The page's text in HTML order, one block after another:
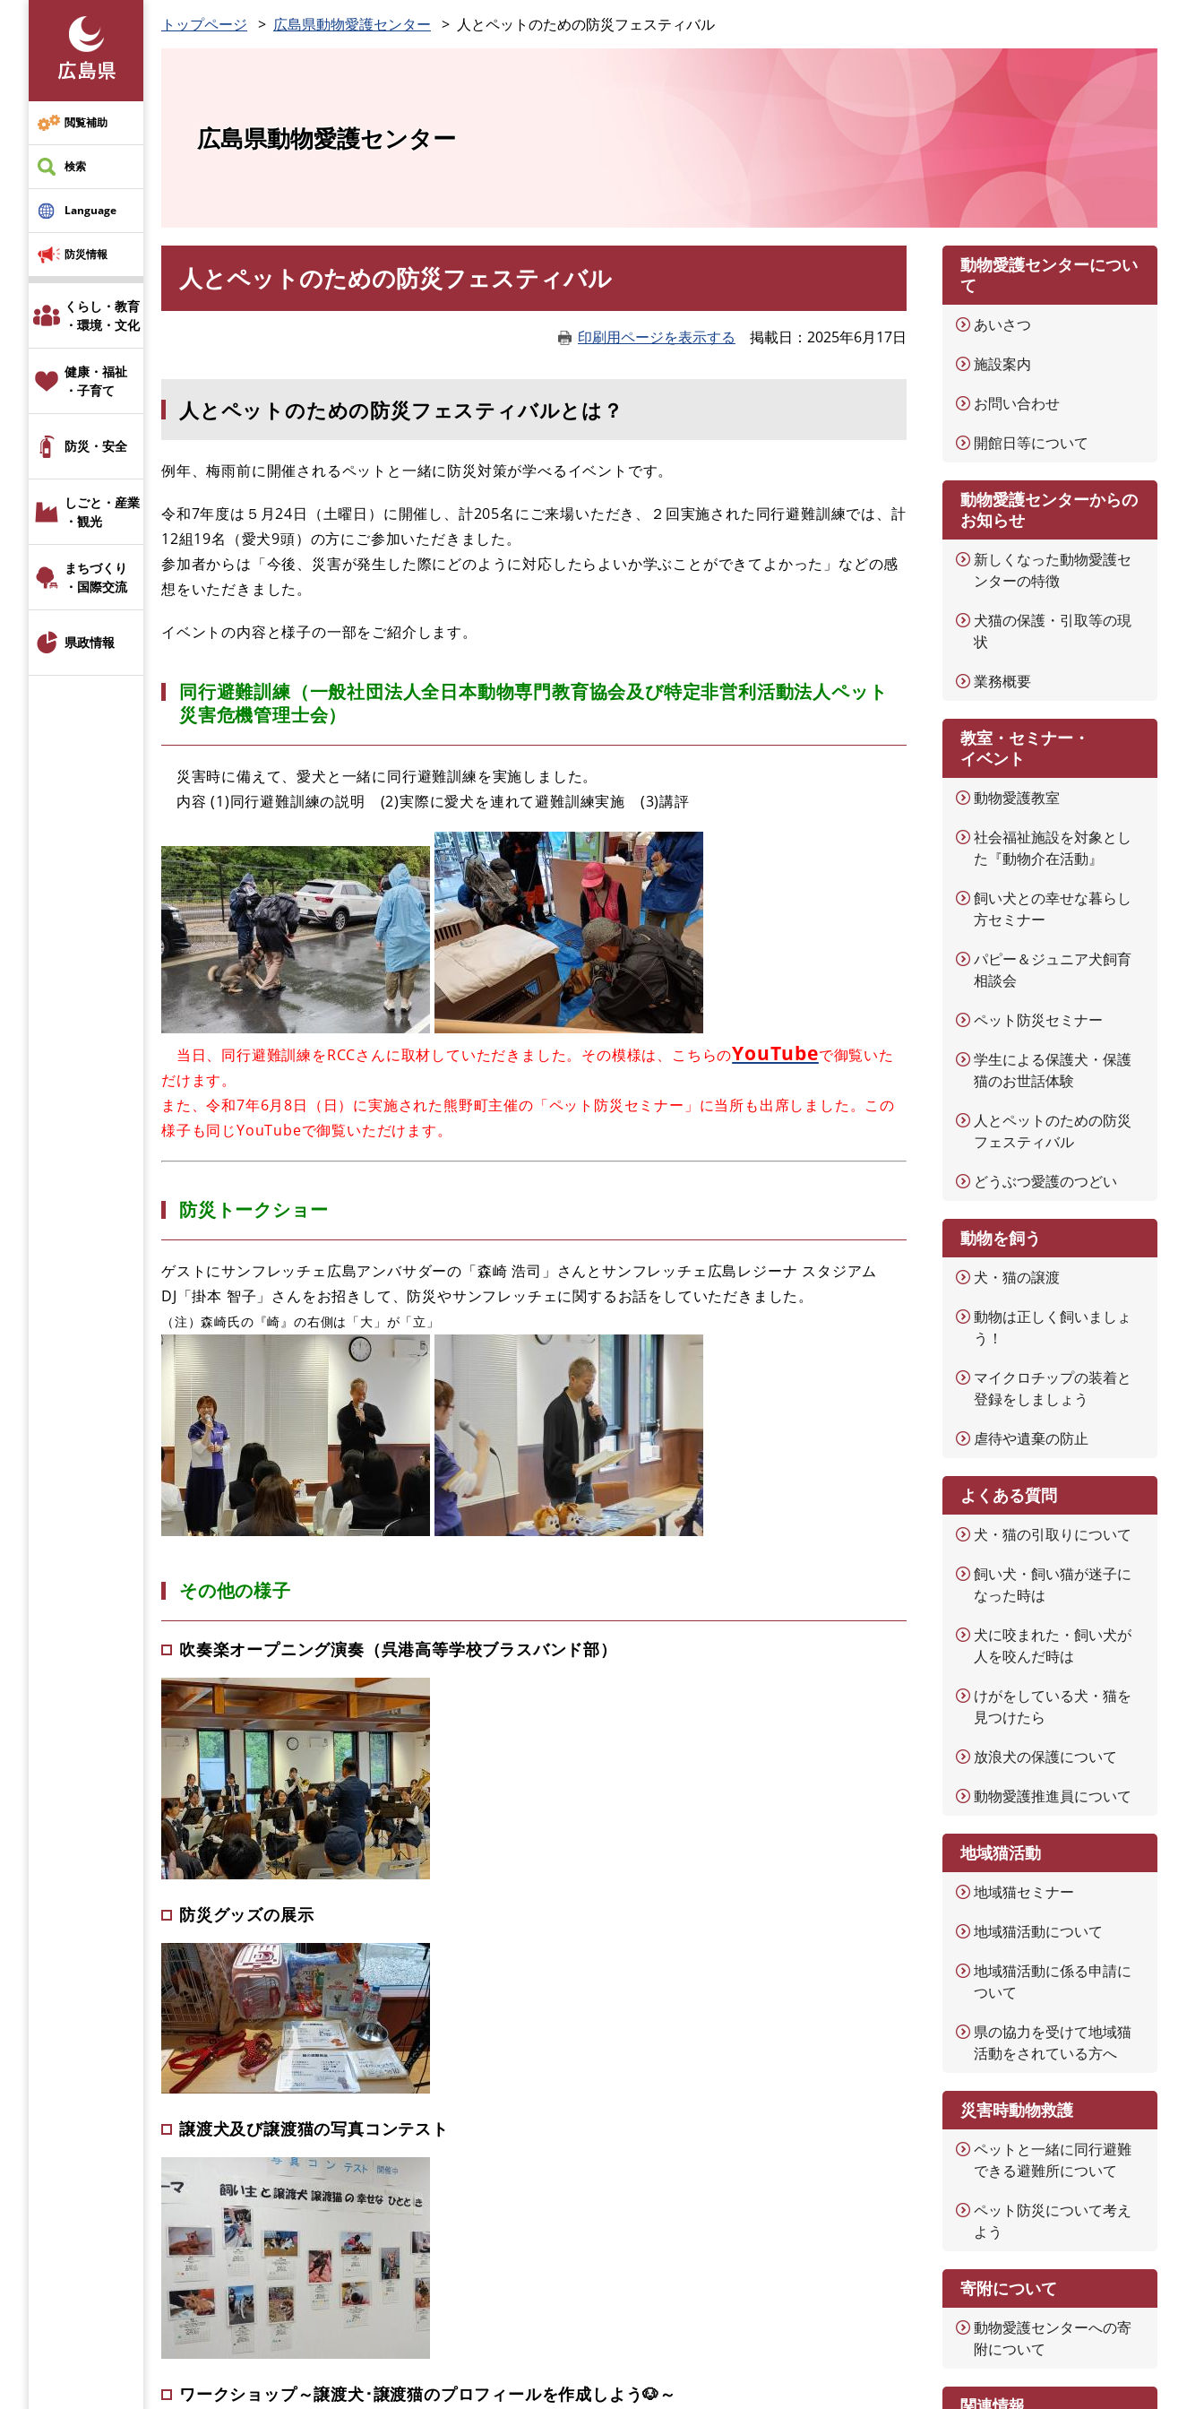
先
頭
で
す
閲覧補助
検索
Language
防災情報
くらし・教育
・環境・文化
健康・福祉
・子育て
防災・安全
しごと・産業
・観光
まちづくり
・国際交流
県政情報
トップページ 広島県動物愛護センター 人とペットのための防災フェスティバル
広島県動物愛護センター
人とペットのための防災フェスティバル
印刷用ページを表示する 掲載日 2025年6月17日
人とペットのための防災フェスティバルとは？
例年、梅雨前に開催されるペットと一緒に防災対策が学べるイベントです。
令和7年度は５月24日（土曜日）に開催し、計205名にご来場いただき、２回実施された同行避難訓練では、計
12組19名（愛犬9頭）の方にご参加いただきました。
参加者からは「今後、災害が発生した際にどのように対応したらよいか学ぶことができてよかった」などの感
想をいただきました。
イベントの内容と様子の一部をご紹介します。
同行避難訓練（一般社団法人全日本動物専門教育協会及び特定非営利活動法人ペット
災害危機管理士会）
災害時に備えて、愛犬と一緒に同行避難訓練を実施しました。
内容 (1)同行避難訓練の説明 (2)実際に愛犬を連れて避難訓練実施 (3)講評
当日、同行避難訓練をRCCさんに取材していただきました。その模様は、こちらのYouTubeで御覧いた
だけます。
また、令和7年6月8日（日）に実施された熊野町主催の「ペット防災セミナー」に当所も出席しました。この
様子も同じYouTubeで御覧いただけます。
防災トークショー
ゲストにサンフレッチェ広島アンバサダーの「森崎 浩司」さんとサンフレッチェ広島レジーナ スタジアム
DJ「掛本 智子」さんをお招きして、防災やサンフレッチェに関するお話をしていただきました。
（注）森崎氏の『崎』の右側は「大」が「立」​
その他の様子
吹奏楽オープニング演奏（呉港高等学校ブラスバンド部）​
防災グッズの展示
譲渡犬及び譲渡猫の写真コンテスト
ワークショップ～譲渡犬･譲渡猫のプロフィールを作成しよう🐶～
動物愛護センターについ
て
あいさつ
施設案内
お問い合わせ
開館日等について
動物愛護センターからの
お知らせ
新しくなった動物愛護セ
ンターの特徴
犬猫の保護・引取等の現
状
業務概要
教室・セミナー・
イベント
動物愛護教室
社会福祉施設を対象とし
た『動物介在活動』
飼い犬との幸せな暮らし
方セミナー
パピー＆ジュニア犬飼育
相談会
ペット防災セミナー
学生による保護犬・保護
猫のお世話体験
人とペットのための防災
フェスティバル
どうぶつ愛護のつどい
動物を飼う
犬・猫の譲渡
動物は正しく飼いましょ
う！
マイクロチップの装着と
登録をしましょう
虐待や遺棄の防止
よくある質問
犬・猫の引取りについて
飼い犬・飼い猫が迷子に
なった時は
犬に咬まれた・飼い犬が
人を咬んだ時は
けがをしている犬・猫を
見つけたら
放浪犬の保護について
動物愛護推進員について
地域猫活動
地域猫セミナー
地域猫活動について
地域猫活動に係る申請に
ついて
県の協力を受けて地域猫
活動をされている方へ
災害時動物救護
ペットと一緒に同行避難
できる避難所について
ペット防災について考え
よう
寄附について
動物愛護センターへの寄
附について